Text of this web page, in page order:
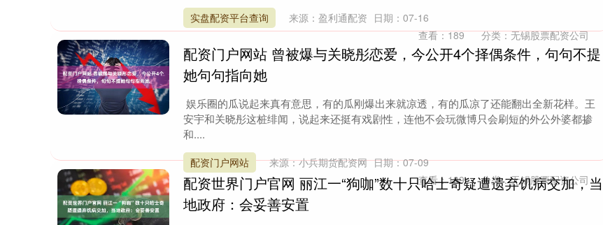
实盘配资平台查询 来源：盈利通配资 日期：07-16
查看：189 分类：无锡股票配资公司
配资门户网站 曾被爆与关晓彤恋爱，今公开4个择偶条件，句句不提
她句句指向她
娱乐圈的瓜说起来真有意思，有的瓜刚爆出来就凉透，有的瓜凉了还能翻出全新花样。王
安宇和关晓彤这桩绯闻，说起来还挺有戏剧性，连他不会玩微博只会刷短的外公外婆都掺
和....
配资门户网站 来源：小兵期货配资网 日期：07-09
查看：189 分类：无锡股票配资公司
配资世界门户官网 丽江一“狗咖”数十只哈士奇疑遭遗弃饥病交加，当
地政府：会妥善安置